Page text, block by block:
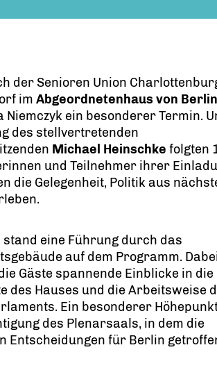
der Senioren Union
imAbgeordnetenhaus von Berlin
Niemczyk ein besonderer Termin.
des stellvertretenden
Michael Heinschke folgten
und Teilnehmer ihrer
die Gelegenheit, Politik aus
stand eine Führung durch das
auf dem Programm.
Gäste spannende Einblicke in die
des Hauses und die Arbeitsweise
Ein besonderer
des Plenarsaals, in dem die
Entscheidungen für Berlin